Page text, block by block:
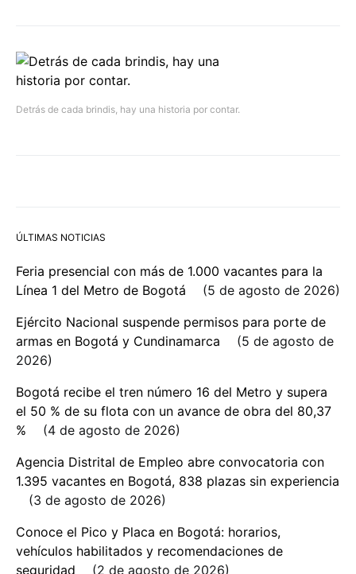
Detrás de cada brindis, hay una historia por contar.
ÚLTIMAS NOTICIAS
Feria presencial con más de 1.000 vacantes para la
Línea 1 del Metro de Bogotá
5 de agosto de 2026
Ejército Nacional suspende permisos para porte de
armas en Bogotá y Cundinamarca
5 de agosto de
2026
Bogotá recibe el tren número 16 del Metro y supera
el 50 % de su flota con un avance de obra del 80,37
%
4 de agosto de 2026
Agencia Distrital de Empleo abre convocatoria con
1.395 vacantes en Bogotá, 838 plazas sin experiencia
3 de agosto de 2026
Conoce el Pico y Placa en Bogotá: horarios,
vehículos habilitados y recomendaciones de
seguridad
2 de agosto de 2026